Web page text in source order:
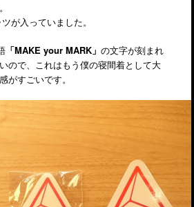
が入っていました。
「MAKE your MARK」 の文字が刻まれ
ので、これはもう僕の寝間着として大
がすごいです。